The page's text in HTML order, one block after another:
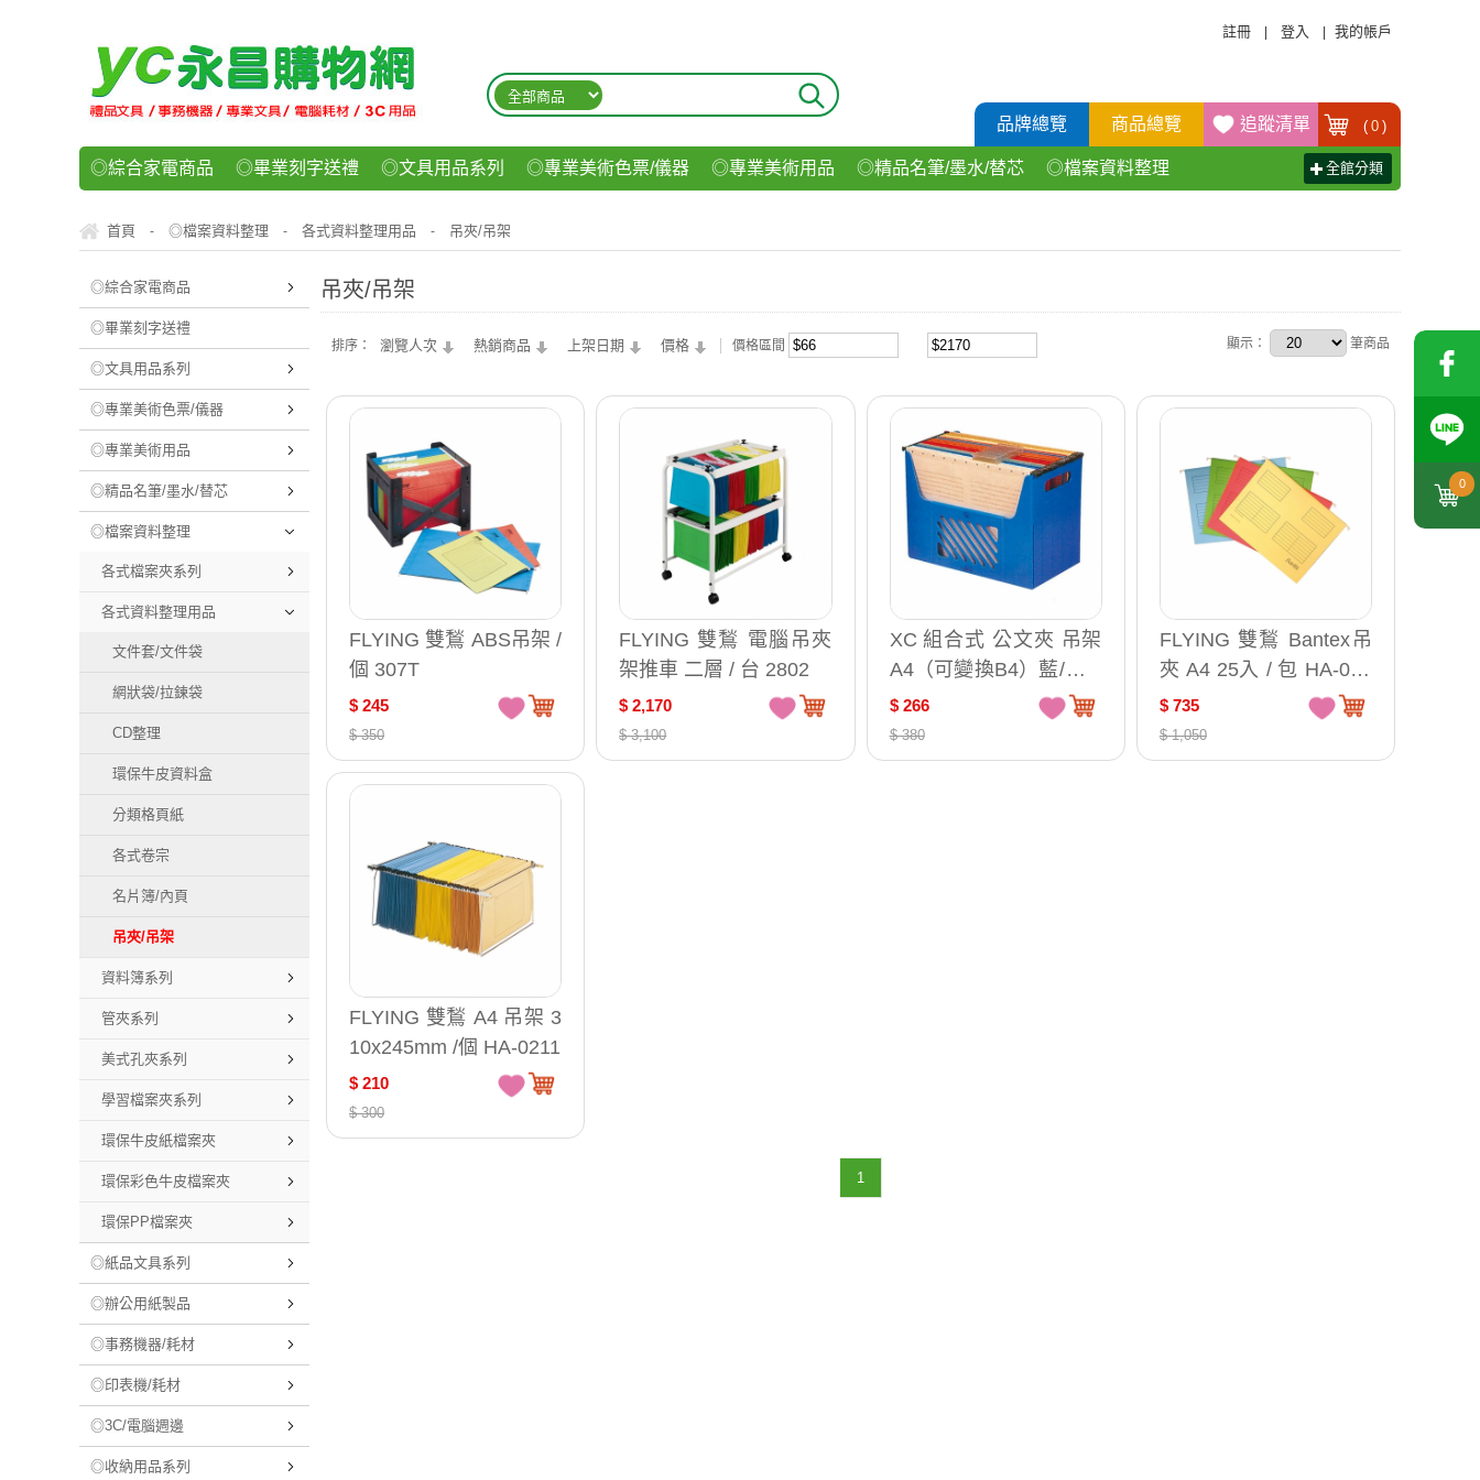
0
註冊 登入 我的帳戶
品牌總覽 商品總覽 追蹤清單 ( 0 )
◎綜合家電商品 ◎畢業刻字送禮 ◎文具用品系列 ◎專業美術色票/儀器 ◎專業美術用品 ◎精品名筆/墨水/替芯 ◎檔案資料整理
◎運動/休閒/樂器 ◎客製化禮贈品 ◎食品/零食/飲料
全館分類
首頁 - ◎檔案資料整理 - 各式資料整理用品 - 吊夾/吊架
◎綜合家電商品
◎畢業刻字送禮
◎文具用品系列
◎專業美術色票/儀器
◎專業美術用品
◎精品名筆/墨水/替芯
◎檔案資料整理
各式檔案夾系列
各式資料整理用品
文件套/文件袋
網狀袋/拉鍊袋
CD整理
環保牛皮資料盒
分類格頁紙
各式卷宗
名片簿/內頁
吊夾/吊架
資料簿系列
管夾系列
美式孔夾系列
學習檔案夾系列
環保牛皮紙檔案夾
環保彩色牛皮檔案夾
環保PP檔案夾
◎紙品文具系列
◎辦公用紙製品
◎事務機器/耗材
◎印表機/耗材
◎3C/電腦週邊
◎收納用品系列
吊夾/吊架
排序： 瀏覽人次 熱銷商品 上架日期 價格 價格區間 顯示： 筆商品
FLYING 雙鶖 ABS吊架 /
個 307T
$ 245
$ 350
FLYING 雙鶖 電腦吊夾
架推車 二層 / 台 2802
$ 2,170
$ 3,100
XC 組合式 公文夾 吊架
A4（可變換B4）藍/黑 3
30x190x250mm /個 DR-
201
$ 266
$ 380
FLYING 雙鶖 Bantex吊
夾 A4 25入 / 包 HA-015
4
$ 735
$ 1,050
FLYING 雙鶖 A4 吊架 3
10x245mm /個 HA-0211
$ 210
$ 300
1